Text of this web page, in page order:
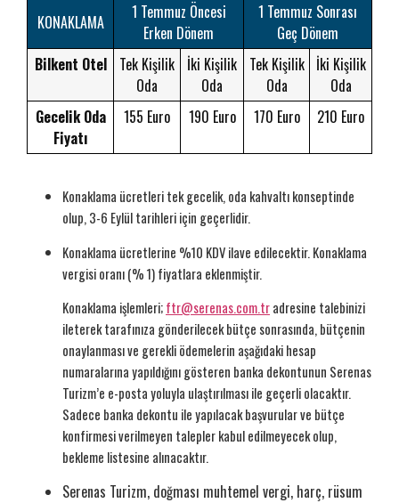
KONAKLAMA
1 Temmuz Öncesi
Erken Dönem
1 Temmuz Sonrası
Geç Dönem
Bilkent Otel
Tek Kişilik
Oda
İki Kişilik
Oda
Tek Kişilik
Oda
İki Kişilik
Oda
Gecelik Oda
Fiyatı
155 Euro 190 Euro 170 Euro 210 Euro
Konaklama ücretleri tek gecelik, oda kahvaltı konseptinde
olup, 3-6 Eylül tarihleri için geçerlidir.
Konaklama ücretlerine %10 KDV ilave edilecektir.Konaklama
vergisi oranı (% 1) fiyatlara eklenmiştir.
Konaklama işlemleri;ftr@serenas.com.tradresine talebinizi
ileterek tarafınıza gönderilecek bütçe sonrasında, bütçenin
onaylanması ve gerekli ödemelerin aşağıdaki hesap
numaralarına yapıldığını gösteren banka dekontunun Serenas
Turizm’e e-posta yoluyla ulaştırılması ile geçerli olacaktır.
Sadece banka dekontu ile yapılacak başvurular ve bütçe
konfirmesi verilmeyen talepler kabul edilmeyecek olup,
bekleme listesine alınacaktır.
Serenas Turizm, doğması muhtemel vergi, harç, rüsum